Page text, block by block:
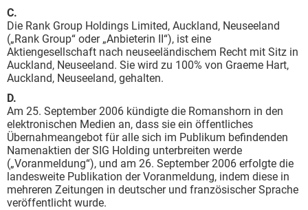
C.
Die Rank Group Holdings Limited, Auckland, Neuseeland
(„Rank Group“ oder „Anbieterin II“), ist eine
Aktiengesellschaft nach neuseeländischem Recht mit Sitz in
Auckland, Neuseeland. Sie wird zu 100% von Graeme Hart,
Auckland, Neuseeland, gehalten.
D.
Am 25. September 2006 kündigte die Romanshorn in den
elektronischen Medien an, dass sie ein öffentliches
Übernahmeangebot für alle sich im Publikum befindenden
Namenaktien der SIG Holding unterbreiten werde
(„Voranmeldung“), und am 26. September 2006 erfolgte die
landesweite Publikation der Voranmeldung, indem diese in
mehreren Zeitungen in deutscher und französischer Sprache
veröffentlicht wurde.